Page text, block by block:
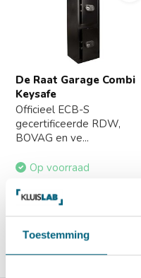
Toestemming
De Raat Garage Combi
Keysafe
Officieel ECB-S
gecertificeerde RDW,
BOVAG en ve...
Op voorraad
2.815,-